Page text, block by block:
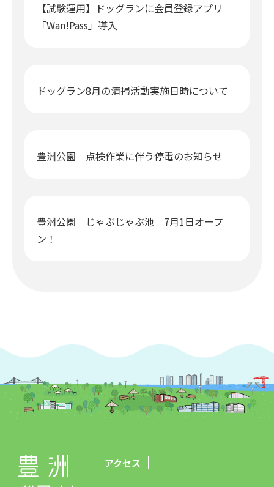
【試験運用】ドッグランに会員登録アプリ
「Wan!Pass」導入
ドッグラン8月の清掃活動実施日時について
豊洲公園 点検作業に伴う停電のお知らせ
豊洲公園 じゃぶじゃぶ池 7月1日オープ
ン！
アクセス